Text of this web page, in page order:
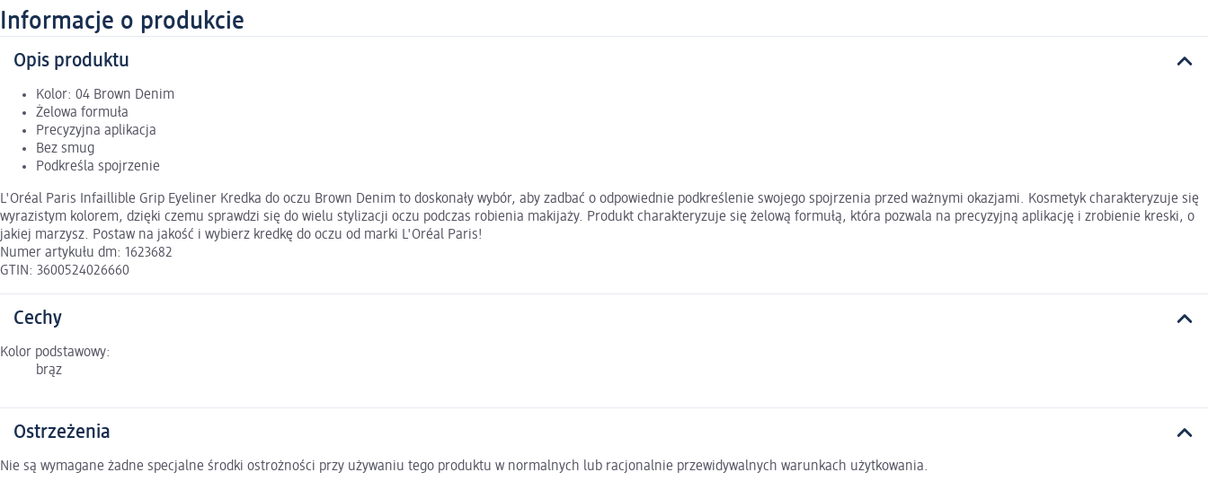
Informacje o produkcie
Opis produktu
Kolor: 04 Brown Denim
Żelowa formuła
Precyzyjna aplikacja
Bez smug
Podkreśla spojrzenie
L'Oréal Paris Infaillible Grip Eyeliner Kredka do oczu Brown Denim to doskonały wybór, aby zadbać o odpowiednie podkreślenie swojego spojrzenia przed ważnymi okazjami. Kosmetyk charakteryzuje się
wyrazistym kolorem, dzięki czemu sprawdzi się do wielu stylizacji oczu podczas robienia makijaży. Produkt charakteryzuje się żelową formułą, która pozwala na precyzyjną aplikację i zrobienie kreski, o
jakiej marzysz. Postaw na jakość i wybierz kredkę do oczu od marki L'Oréal Paris!
Numer artykułu dm: 1623682
GTIN: 3600524026660
Cechy
Kolor podstawowy:
brąz
Ostrzeżenia
Nie są wymagane żadne specjalne środki ostrożności przy używaniu tego produktu w normalnych lub racjonalnie przewidywalnych warunkach użytkowania.